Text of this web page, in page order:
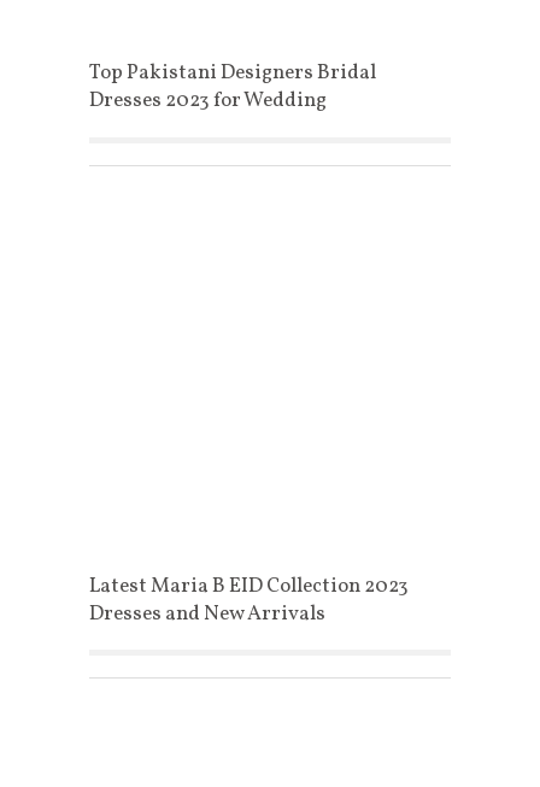
Top Pakistani Designers Bridal
Dresses 2023 for Wedding
Latest Maria B EID Collection 2023
Dresses and New Arrivals